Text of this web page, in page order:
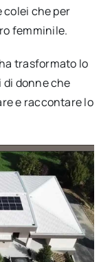
che per
femminile.
trasformato lo
di donne che
e raccontare lo